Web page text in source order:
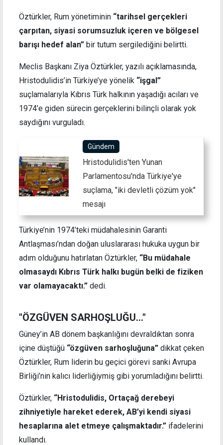
Öztürkler, Rum yönetiminin “tarihsel gerçekleri
çarpıtan, siyasi sorumsuzluk içeren ve bölgesel
barışı hedef alan” bir tutum sergilediğini belirtti.
Meclis Başkanı Ziya Öztürkler, yazılı açıklamasında,
Hristodulidis’in Türkiye’ye yönelik “işgal”
suçlamalarıyla Kıbrıs Türk halkının yaşadığı acıları ve
1974’e giden sürecin gerçeklerini bilinçli olarak yok
saydığını vurguladı.
Gündem
Hristodulidis'ten Yunan
Parlamentosu'nda Türkiye'ye
suçlama, "iki devletli çözüm yok"
mesajı
Türkiye’nin 1974’teki müdahalesinin Garanti
Antlaşması’ndan doğan uluslararası hukuka uygun bir
adım olduğunu hatırlatan Öztürkler, “Bu müdahale
olmasaydı Kıbrıs Türk halkı bugün belki de fiziken
var olamayacaktı.” dedi.
"ÖZGÜVEN SARHOŞLUĞU..."
Güney’in AB dönem başkanlığını devraldıktan sonra
içine düştüğü “özgüven sarhoşluğuna” dikkat çeken
Öztürkler, Rum liderin bu geçici görevi sanki Avrupa
Birliği’nin kalıcı liderliğiymiş gibi yorumladığını belirtti.
Öztürkler, “Hristodulidis, Ortaçağ derebeyi
zihniyetiyle hareket ederek, AB’yi kendi siyasi
hesaplarına alet etmeye çalışmaktadır.” ifadelerini
kullandı.